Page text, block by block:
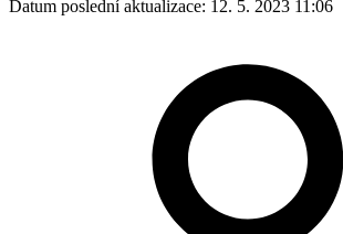
Datum poslední aktualizace: 12. 5. 2023 11:06